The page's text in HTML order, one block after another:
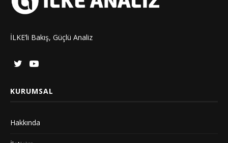
İLKE’li Bakış, Güçlü Analiz
KURUMSAL
Hakkında